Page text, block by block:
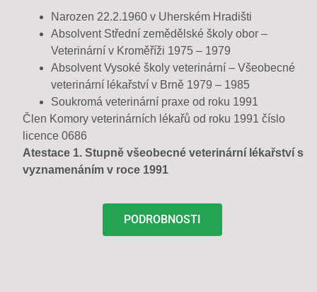
Narozen 22.2.1960 v Uherském Hradišti
Absolvent Střední zemědělské školy obor –
Veterinární v Kroměříži 1975 – 1979
Absolvent Vysoké školy veterinární – Všeobecné
veterinární lékařství v Brně 1979 – 1985
Soukromá veterinární praxe od roku 1991
Člen Komory veterinárních lékařů od roku 1991 číslo
licence 0686
Atestace 1. Stupně všeobecné veterinární lékařství s
vyznamenáním v roce 1991
PODROBNOSTI